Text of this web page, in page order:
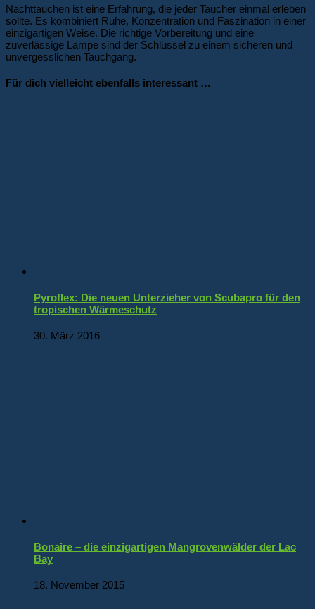
Nachttauchen ist eine Erfahrung, die jeder Taucher einmal erleben
sollte. Es kombiniert Ruhe, Konzentration und Faszination in einer
einzigartigen Weise. Die richtige Vorbereitung und eine
zuverlässige Lampe sind der Schlüssel zu einem sicheren und
unvergesslichen Tauchgang.
Für dich vielleicht ebenfalls interessant …
Pyroflex: Die neuen Unterzieher von Scubapro für den
tropischen Wärmeschutz
30. März 2016
Bonaire – die einzigartigen Mangrovenwälder der Lac
Bay
18. November 2015